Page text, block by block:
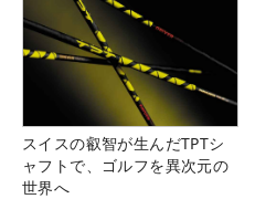
スイスの叡智が生んだTPTシ
ャフトで、ゴルフを異次元の
世界へ